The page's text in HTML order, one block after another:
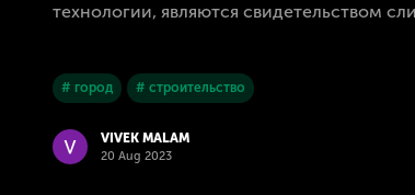
технологии, являются свидетельством
# город # строительство
VIVEK MALAM
20 Aug 2023